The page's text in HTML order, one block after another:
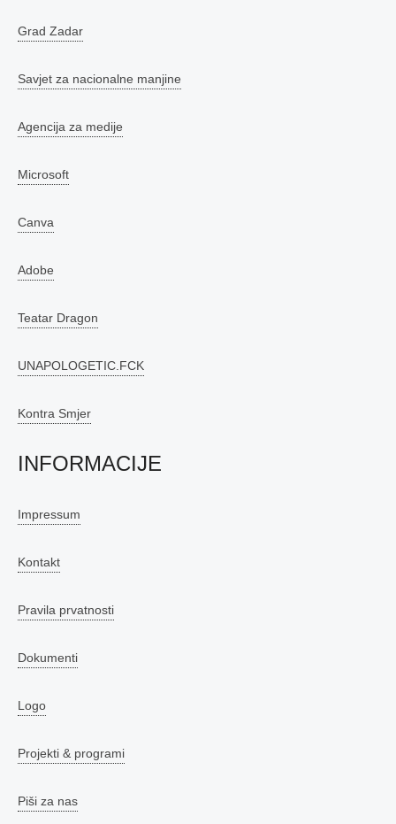
Grad Zadar
Savjet za nacionalne manjine
Agencija za medije
Microsoft
Canva
Adobe
Teatar Dragon
UNAPOLOGETIC.FCK
Kontra Smjer
INFORMACIJE
Impressum
Kontakt
Pravila prvatnosti
Dokumenti
Logo
Projekti & programi
Piši za nas